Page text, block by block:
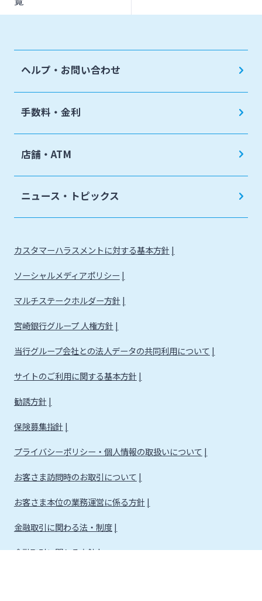
キャッシュレス決済サービス
インターネット口座振替受付サービス
てきぱきパソコンサービス
みやぎん電子交付サービス
海外進出支援
みやぎんビジネスローンプラザ
ヘルプ・お問い合わせ
手数料・金利
店舗・ATM
ニュース・トピックス
カスタマーハラスメントに対する基本方針
ソーシャルメディアポリシー
マルチステークホルダー方針
宮崎銀行グループ 人権方針
当行グループ会社との法人データの共同利用について
サイトのご利用に関する基本方針
勧誘方針
保険募集指針
プライバシーポリシー・個人情報の取扱いについて
お客さま訪問時のお取引について
お客さま本位の業務運営に係る方針
金融取引に関わる法・制度
金融取引に関わる方針